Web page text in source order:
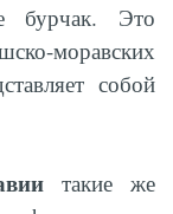
бурчак. Это
моравских
собой
такие же